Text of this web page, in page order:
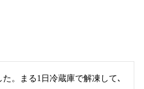
。まる1日冷蔵庫で解凍して､